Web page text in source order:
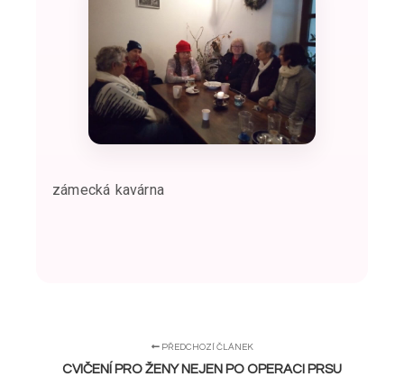
zámecká kavárna
PŘEDCHOZÍ ČLÁNEK
CVIČENÍ PRO ŽENY NEJEN PO OPERACI PRSU